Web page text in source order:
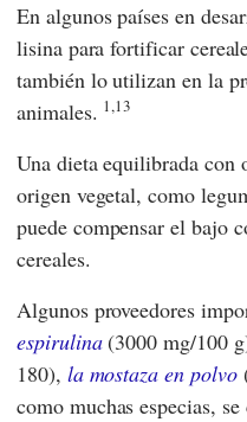
En algunos países en
lisina para fortificar
también lo utilizan en la
animales. 1,13
Una dieta equilibrada con
origen vegetal, como
puede compensar el bajo
cereales.
Algunos proveedores
espirulina(3000 mg/100
180), la mostaza en polvo
como muchas especias,